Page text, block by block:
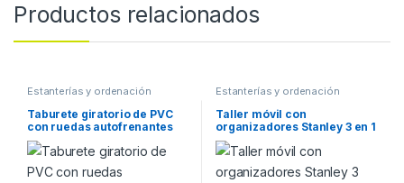
Productos relacionados
Estanterías y ordenación
Taburete giratorio de PVC
con ruedas autofrenantes
Steppy azul
Estanterías y ordenación
Taller móvil con
organizadores Stanley 3 en 1
STST18610